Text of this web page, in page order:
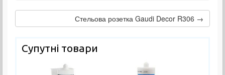
Стельова розетка Gaudi Decor R306 →
Супутні товари